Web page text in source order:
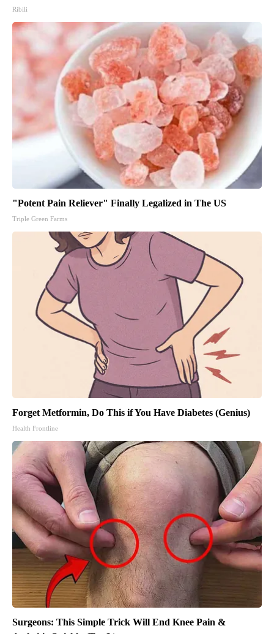
Ribili
"Potent Pain Reliever" Finally Legalized in The US
Triple Green Farms
Forget Metformin, Do This if You Have Diabetes (Genius)
Health Frontline
Surgeons: This Simple Trick Will End Knee Pain &